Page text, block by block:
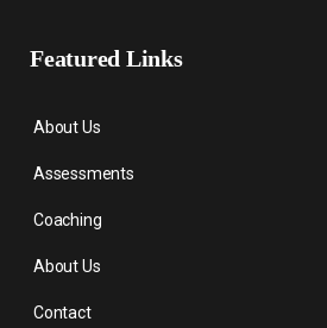
Featured Links
About Us
Assessments
Coaching
About Us
Contact